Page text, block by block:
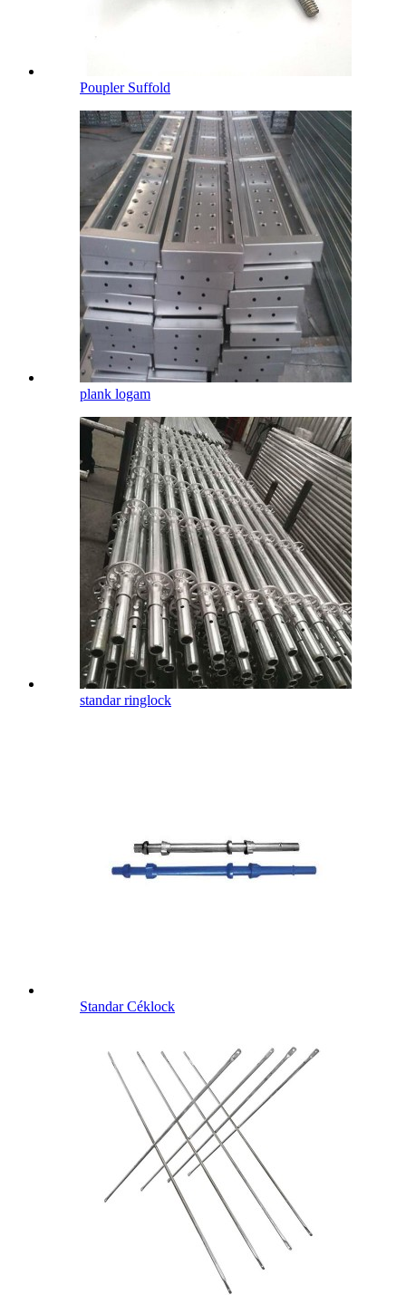
Poupler Suffold
plank logam
standar ringlock
Standar Céklock